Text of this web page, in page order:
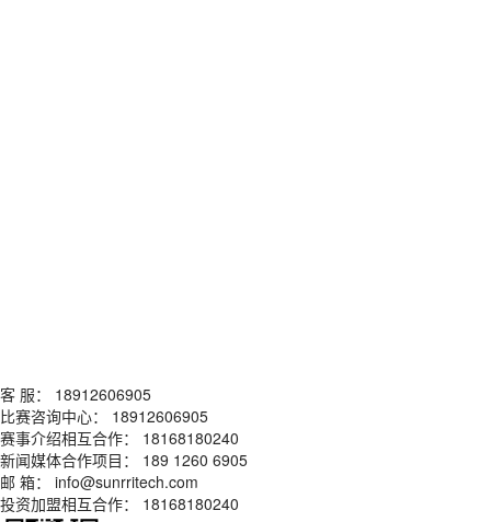
客 服： 18912606905
比赛咨询中心： 18912606905
赛事介绍相互合作： 18168180240
新闻媒体合作项目： 189 1260 6905
邮 箱： info@sunrritech.com
投资加盟相互合作： 18168180240